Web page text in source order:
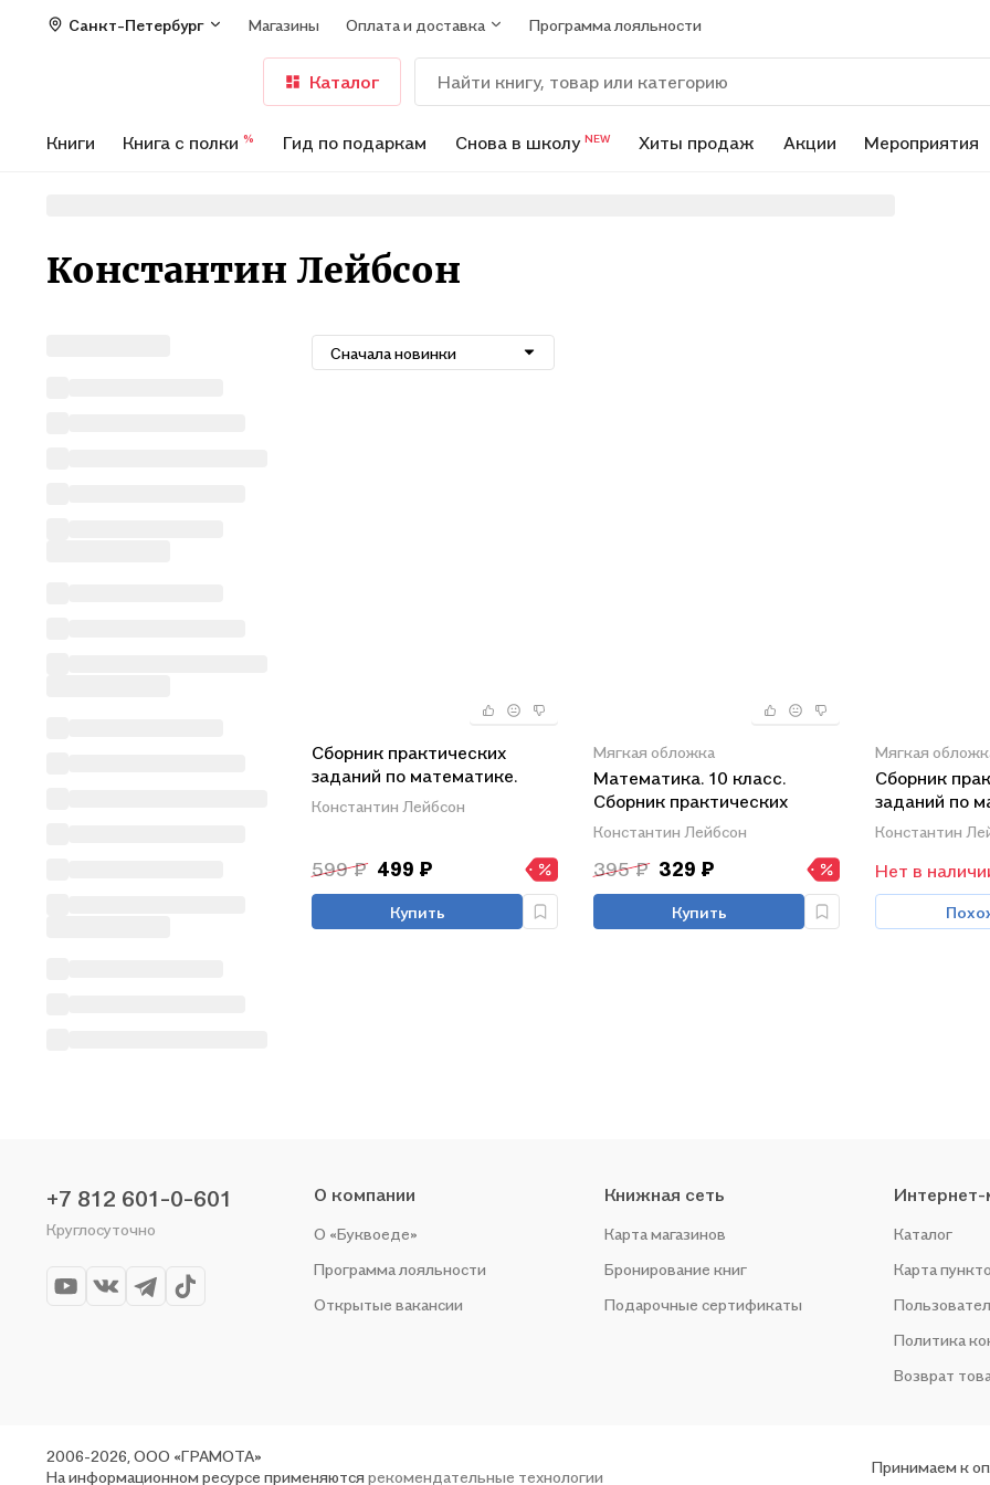
Санкт-Петербург Магазины Оплата и доставка Программа лояльности
Каталог
Книги Книга с полки % Гид по подаркам Снова в школу NEW Хиты продаж Акции Мероприятия
Константин Лейбсон
Сначала новинки
Сборник практических
заданий по математике.
Часть 4. 11 класс
Константин Лейбсон
599 ₽ 499 ₽
Купить
Мягкая обложка
Математика. 10 класс.
Сборник практических
заданий. Часть 3
Константин Лейбсон
395 ₽ 329 ₽
Купить
Мягкая
Сборник
заданий по
Часть 1. 8
Константин
Нет в
+7 812 601-0-601
Круглосуточно
О компании
О «Буквоеде»
Программа лояльности
Открытые вакансии
Книжная сеть
Карта магазинов
Бронирование книг
Подарочные сертификаты
Интернет-
Каталог
Карта
Политика
Возврат
2006-2026, ООО «ГРАМОТА»
На информационном ресурсе применяются рекомендательные технологии
Принимаем к